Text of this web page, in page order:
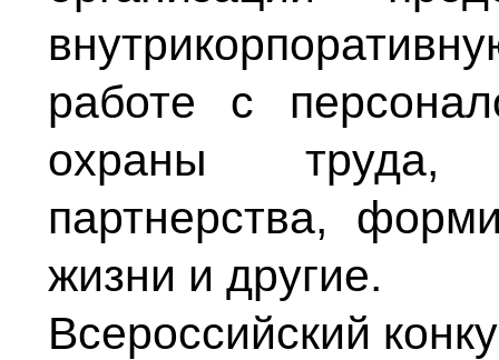
работе с
охраны труда,
партнерства,
жизни и другие.
Всероссийский